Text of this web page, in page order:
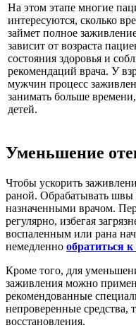
На этом этапе многие
интересуются, сколько
займет полное
зависит от возраста
состояния здоровья и
рекомендаций врача. У
мужчин процесс
занимать больше
детей.
Уменьшение
Чтобы ускорить
раной. Обрабатывать швы
назначенными врачом.
регулярно, избегая
воспаленным или рана
немедленно обратиться к
Кроме того, для
заживления можно
рекомендованные
непроверенные средства,
восстановления.